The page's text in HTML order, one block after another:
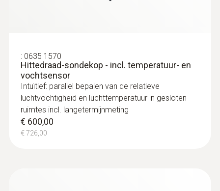
: 0635 1570
Hittedraad-sondekop - incl. temperatuur- en
vochtsensor
Intuïtief: parallel bepalen van de relatieve
luchtvochtigheid en luchttemperatuur in gesloten
ruimtes incl. langetermijnmeting
€ 600,00
€ 726,00